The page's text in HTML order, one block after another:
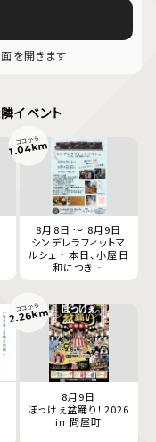
を開きます
イベント
8月8日 ～ 8月9日
シンデレラフィットマ
ルシェ‐本日、小屋日
和につき‐
ココから
1.04km
8月9日
ぼっけぇ盆踊り！2026
in 問屋町
ココから
2.26km